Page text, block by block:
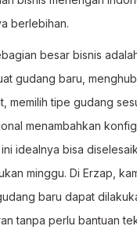
berlebihan.
besar bisnis
gudang baru,
memilih tipe gudang
menambahkan
idealnya bisa
minggu. Di Erzap,
baru dapat
tanpa perlu bantuan